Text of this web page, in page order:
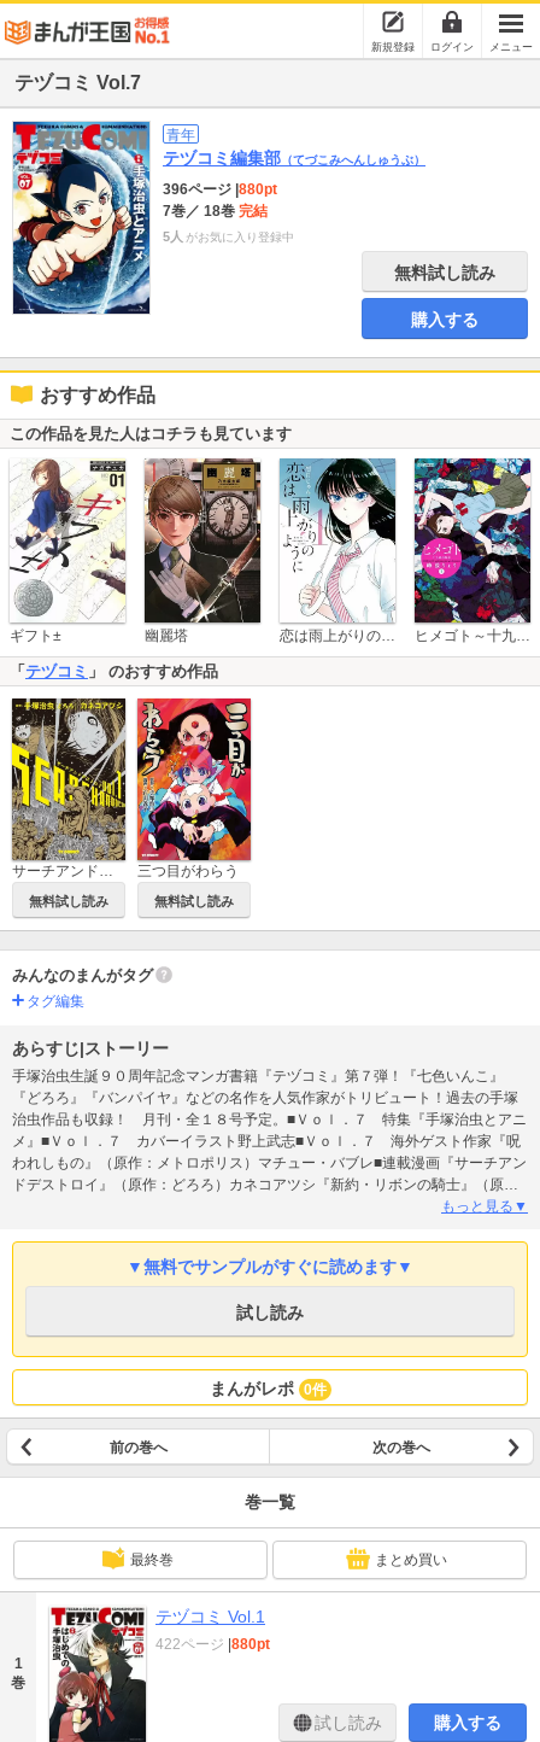
新規登録 ログイン メニュー
テヅコミ Vol.7
青年
テヅコミ編集部 （てづこみへんしゅうぶ）
396ページ 880pt
7巻／ 18巻 完結
5人 がお気に入り登録中
無料試し読み
購入する
おすすめ作品
この作品を見た人はコチラも見ています
ギフト± 幽麗塔 恋は雨上がりのように ヒメゴト～十九歳の制服～
「 テヅコミ 」 のおすすめ作品
無料試し読み
三つ目がわらう
無料試し読み
みんなのまんがタグ
タグ編集
あらすじ|ストーリー
手塚治虫生誕９０周年記念マンガ書籍『テヅコミ』第７弾！『七色いんこ』
『どろろ』『バンパイヤ』などの名作を人気作家がトリビュート！過去の手塚
治虫作品も収録！ 月刊・全１８号予定。■Ｖｏｌ．７ 特集『手塚治虫とアニ
メ』■Ｖｏｌ．７ カバーイラスト野上武志■Ｖｏｌ．７ 海外ゲスト作家『呪
われしもの』（原作：メトロポリス）マチュー・バブレ■連載漫画『サーチアン
ドデストロイ』（原作：どろろ）カネコアツシ『新約・リボンの騎士』（原
作：リボンの騎士）武礼堂［村正みかど・宮本ろば・はまむらとしきり］『Ｈ
バンパイヤ）ボクテンゴウ『亜夜子』（原作：奇子）九部玖凛『とらわれのエ
デン プライム・ローズ』（原作：プライム・ローズ）蒼一郎『懊悩！ マモ
『グルグルギューン』史群アル仙『和田ラヂヲの火の鳥』（原作：火の鳥）和
田ラヂヲ『おヒゲシリーズ』山田参助『チョコっとドラキュラ』（原作：ド
ン・ドラキュラ）えのきづ■連載小説『青いリボンと銀の髪』（原作：リボンの
騎士）小説：古瀬風 イラスト：高梨りんご■対談企画『ラララのお茶の間』手
塚るみ子イラスト：つのがい■コラム『マンガの神様が教えてくれたこと。』堀
江貴文◆毎号Ｂ５のビッグサイズで手塚治虫の名作を再掲載！『フィルムは生
きている』『ブラック・ジャック』より「動けソロモン」『ガチャボイ一代
記』
もっと見る▼
▼無料でサンプルがすぐに読めます▼
試し読み
まんがレポ 0件
前の巻へ 次の巻へ
巻一覧
最終巻 まとめ買い
1
巻
テヅコミ Vol.1
422ページ 880pt
試し読み 購入する